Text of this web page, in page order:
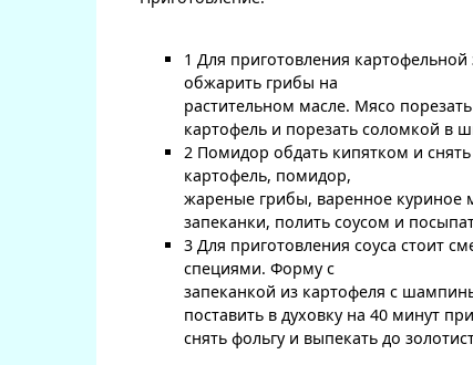
1 Для приготовления
обжарить грибы на
растительном масле. Мясо
картофель и порезать соломкой в
2 Помидор обдать кипятком и
картофель, помидор,
жареные грибы, варенное куриное
запеканки, полить соусом и
3 Для приготовления соуса стоит
специями. Форму c
запеканкой из картофеля с
поставить в духовку на 40 минут
снять фольгу и выпекать до